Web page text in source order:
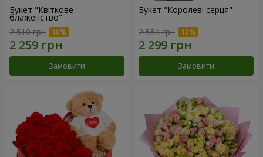
Букет "Квіткове
блаженство"
2 510 грн
Замовити
Букет "Королеві серця"
2 554 грн
Замовити